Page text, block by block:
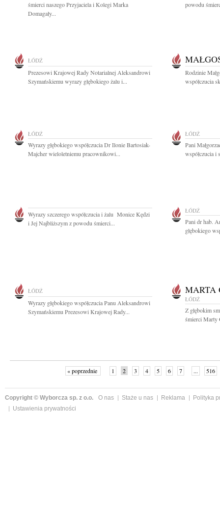
śmierci naszego Przyjaciela i Kolegi Marka
Domagały...
powodu
ŁÓDŹ
Prezesowi Krajowej Rady Notarialnej Aleksandrowi
Szymańskiemu wyrazy głębokiego żalu i...
Rodzinie
współczucia
ŁÓDŹ
Wyrazy głębokiego współczucia Dr Ilonie Bartosiak-
Majcher wieloletniemu pracownikowi...
ŁÓDŹ
Pani
współczucia i
Wyrazy szczerego współczucia i żalu Monice Kędzi
i Jej Najbliższym z powodu śmierci...
ŁÓDŹ
Pani dr hab.
głębokiego
ŁÓDŹ
Wyrazy głębokiego współczucia Panu Aleksandrowi
Szymańskiemu Prezesowi Krajowej Rady...
MARTA
ŁÓDŹ
Z głębokim
śmierci Marty
« poprzednie 1 2 3 4 5 6 7 ... 516
Copyright © Wyborcza sp. z o.o. O nas Staże u nas Reklama
Polityka
Ustawienia prywatności